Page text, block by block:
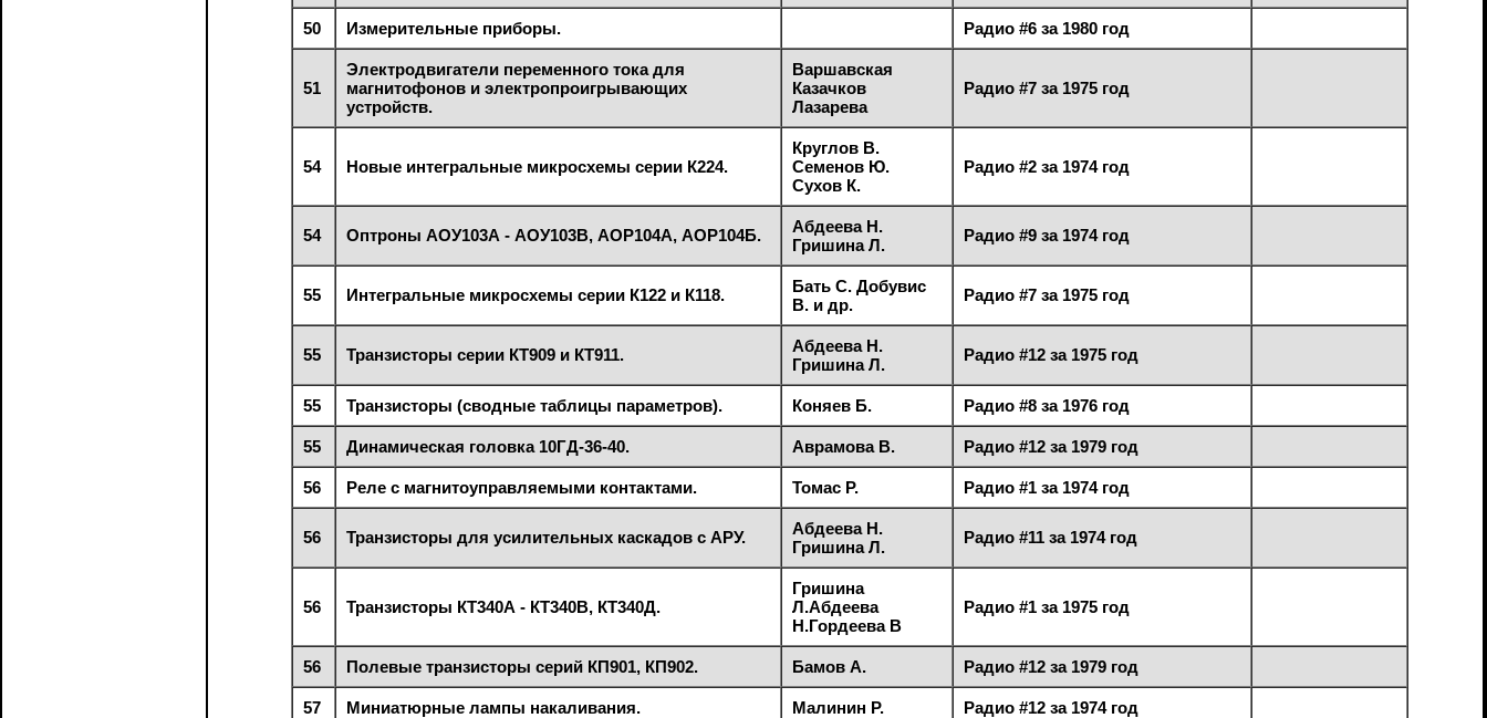
50 Измерительные приборы. Радио #6 за 1980 год
51
Электродвигатели переменного тока для
магнитофонов и электропроигрывающих
устройств.
Варшавская
Казачков
Лазарева
Радио #7 за 1975 год
54 Новые интегральные микросхемы серии К224.
Круглов В.
Семенов Ю.
Сухов К.
Радио #2 за 1974 год
54 Оптроны АОУ103А - АОУ103В, АОР104А, АОР104Б.
Абдеева Н.
Гришина Л.
Радио #9 за 1974 год
55 Интегральные микросхемы серии К122 и К118.
Бать С. Добувис
В. и др.
Радио #7 за 1975 год
55 Транзисторы серии КТ909 и КТ911.
Абдеева Н.
Гришина Л.
Радио #12 за 1975 год
55 Транзисторы (сводные таблицы параметров). Коняев Б. Радио #8 за 1976 год
55 Динамическая головка 10ГД-36-40. Аврамова В. Радио #12 за 1979 год
56 Реле с магнитоуправляемыми контактами. Томас Р. Радио #1 за 1974 год
56 Транзисторы для усилительных каскадов с АРУ.
Абдеева Н.
Гришина Л.
Радио #11 за 1974 год
56 Транзисторы КТ340А - КТ340В, КТ340Д.
Гришина
Л.Абдеева
Н.Гордеева В
Радио #1 за 1975 год
56 Полевые транзисторы серий КП901, КП902. Бамов А. Радио #12 за 1979 год
57 Миниатюрные лампы накаливания. Малинин Р. Радио #12 за 1974 год